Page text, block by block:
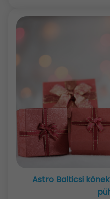
Astro Balticsi